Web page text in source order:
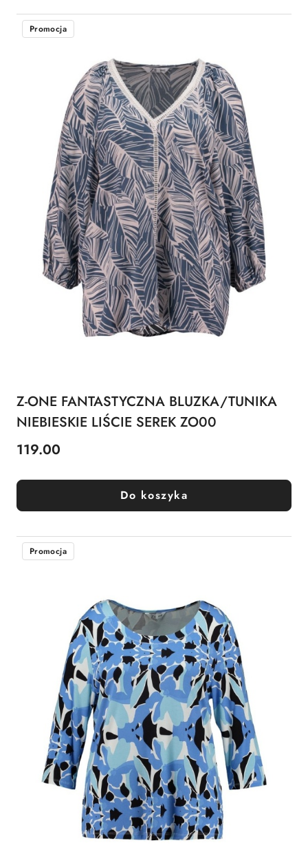
Promocja
Z-ONE FANTASTYCZNA BLUZKA/TUNIKA
NIEBIESKIE LIŚCIE SEREK ZO00
Cena:
119.00
Do koszyka
Promocja